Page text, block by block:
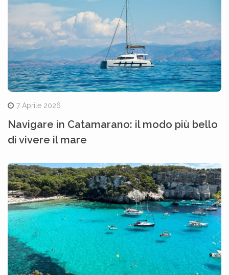
7 Aprile 2026
Navigare in Catamarano: il modo più bello
di vivere il mare